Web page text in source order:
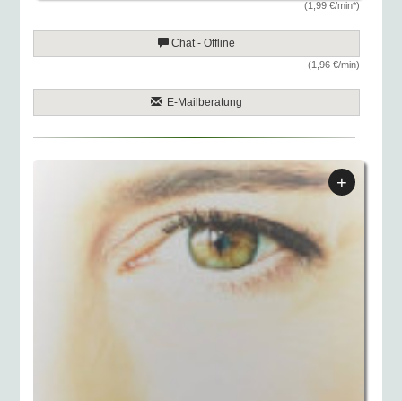
(1,99 €/min*)
Chat - Offline
(1,96 €/min)
E-Mailberatung
+